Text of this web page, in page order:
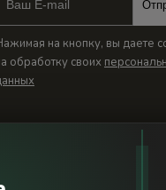
на кнопку, вы даете
обработку своих